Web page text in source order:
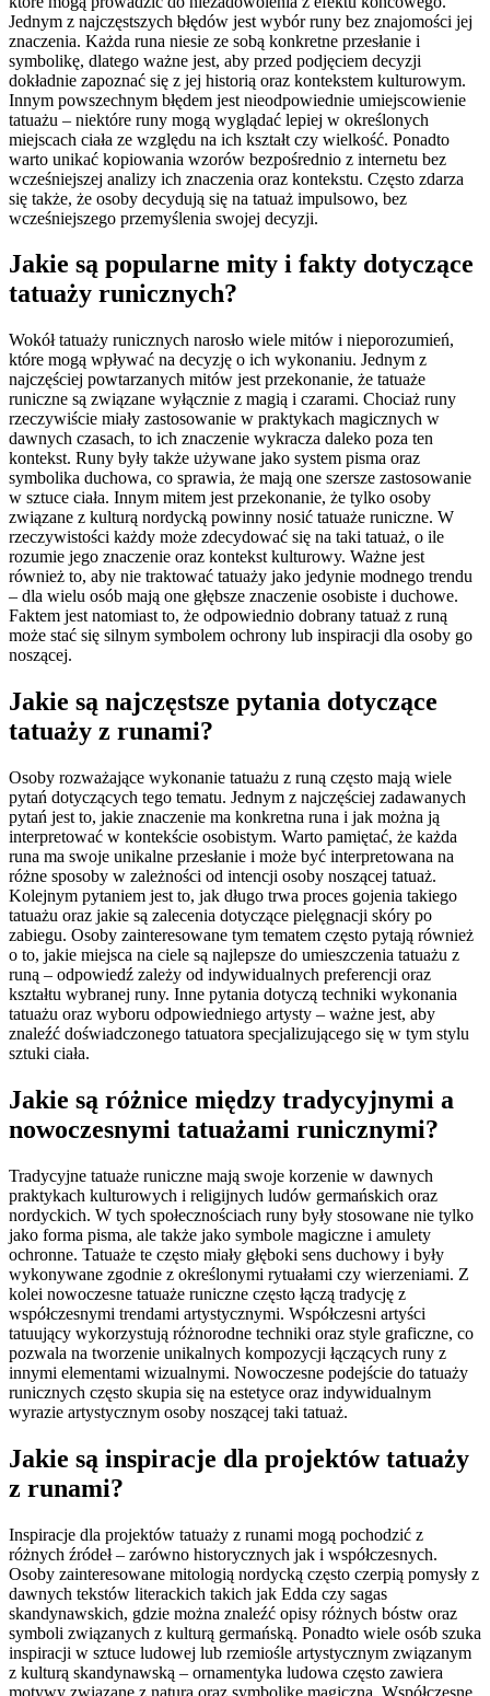
Jednym z najczęstszych błędów jest wybór runy bez znajomości jej
znaczenia. Każda runa niesie ze sobą konkretne przesłanie i
symbolikę, dlatego ważne jest, aby przed podjęciem decyzji
dokładnie zapoznać się z jej historią oraz kontekstem kulturowym.
Innym powszechnym błędem jest nieodpowiednie umiejscowienie
tatuażu – niektóre runy mogą wyglądać lepiej w określonych
miejscach ciała ze względu na ich kształt czy wielkość. Ponadto
warto unikać kopiowania wzorów bezpośrednio z internetu bez
wcześniejszej analizy ich znaczenia oraz kontekstu. Często zdarza
się także, że osoby decydują się na tatuaż impulsowo, bez
wcześniejszego przemyślenia swojej decyzji.
Jakie są popularne mity i fakty dotyczące
tatuaży runicznych?
Wokół tatuaży runicznych narosło wiele mitów i nieporozumień,
które mogą wpływać na decyzję o ich wykonaniu. Jednym z
najczęściej powtarzanych mitów jest przekonanie, że tatuaże
runiczne są związane wyłącznie z magią i czarami. Chociaż runy
rzeczywiście miały zastosowanie w praktykach magicznych w
dawnych czasach, to ich znaczenie wykracza daleko poza ten
kontekst. Runy były także używane jako system pisma oraz
symbolika duchowa, co sprawia, że mają one szersze zastosowanie
w sztuce ciała. Innym mitem jest przekonanie, że tylko osoby
związane z kulturą nordycką powinny nosić tatuaże runiczne. W
rzeczywistości każdy może zdecydować się na taki tatuaż, o ile
rozumie jego znaczenie oraz kontekst kulturowy. Ważne jest
również to, aby nie traktować tatuaży jako jedynie modnego trendu
– dla wielu osób mają one głębsze znaczenie osobiste i duchowe.
Faktem jest natomiast to, że odpowiednio dobrany tatuaż z runą
może stać się silnym symbolem ochrony lub inspiracji dla osoby go
noszącej.
Jakie są najczęstsze pytania dotyczące
tatuaży z runami?
Osoby rozważające wykonanie tatuażu z runą często mają wiele
pytań dotyczących tego tematu. Jednym z najczęściej zadawanych
pytań jest to, jakie znaczenie ma konkretna runa i jak można ją
interpretować w kontekście osobistym. Warto pamiętać, że każda
runa ma swoje unikalne przesłanie i może być interpretowana na
różne sposoby w zależności od intencji osoby noszącej tatuaż.
Kolejnym pytaniem jest to, jak długo trwa proces gojenia takiego
tatuażu oraz jakie są zalecenia dotyczące pielęgnacji skóry po
zabiegu. Osoby zainteresowane tym tematem często pytają również
o to, jakie miejsca na ciele są najlepsze do umieszczenia tatuażu z
runą – odpowiedź zależy od indywidualnych preferencji oraz
kształtu wybranej runy. Inne pytania dotyczą techniki wykonania
tatuażu oraz wyboru odpowiedniego artysty – ważne jest, aby
znaleźć doświadczonego tatuatora specjalizującego się w tym stylu
sztuki ciała.
Jakie są różnice między tradycyjnymi a
nowoczesnymi tatuażami runicznymi?
Tradycyjne tatuaże runiczne mają swoje korzenie w dawnych
praktykach kulturowych i religijnych ludów germańskich oraz
nordyckich. W tych społecznościach runy były stosowane nie tylko
jako forma pisma, ale także jako symbole magiczne i amulety
ochronne. Tatuaże te często miały głęboki sens duchowy i były
wykonywane zgodnie z określonymi rytuałami czy wierzeniami. Z
kolei nowoczesne tatuaże runiczne często łączą tradycję z
współczesnymi trendami artystycznymi. Współczesni artyści
tatuujący wykorzystują różnorodne techniki oraz style graficzne, co
pozwala na tworzenie unikalnych kompozycji łączących runy z
innymi elementami wizualnymi. Nowoczesne podejście do tatuaży
runicznych często skupia się na estetyce oraz indywidualnym
wyrazie artystycznym osoby noszącej taki tatuaż.
Jakie są inspiracje dla projektów tatuaży
z runami?
Inspiracje dla projektów tatuaży z runami mogą pochodzić z
różnych źródeł – zarówno historycznych jak i współczesnych.
Osoby zainteresowane mitologią nordycką często czerpią pomysły z
dawnych tekstów literackich takich jak Edda czy sagas
skandynawskich, gdzie można znaleźć opisy różnych bóstw oraz
symboli związanych z kulturą germańską. Ponadto wiele osób szuka
inspiracji w sztuce ludowej lub rzemiośle artystycznym związanym
z kulturą skandynawską – ornamentyka ludowa często zawiera
motywy związane z naturą oraz symbolikę magiczną. Współczesne